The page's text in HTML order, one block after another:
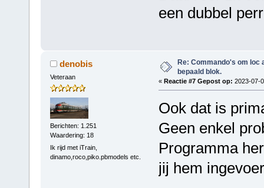
een dubbel
denobis
Veteraan
Berichten: 1.251
Waardering: 18
Ik rijd met iTrain,
dinamo,roco,piko.pbmodels etc.
Re: Commando's om loc
bepaald blok.
« Reactie #7 Gepost op: 2023-07-
Ook dat is
Geen enkel
Programma
jij hem